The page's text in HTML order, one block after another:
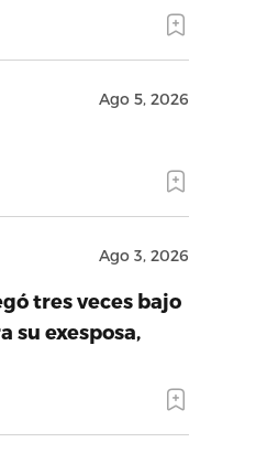
Ago 5, 2026
Ago 3, 2026
tres veces bajo
su exesposa,